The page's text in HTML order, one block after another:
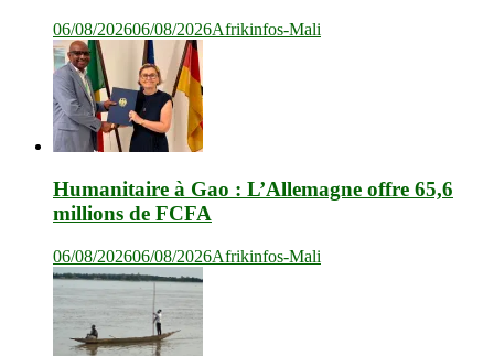
06/08/202606/08/2026Afrikinfos-Mali
Humanitaire à Gao : L’Allemagne offre 65,6
millions de FCFA
06/08/202606/08/2026Afrikinfos-Mali